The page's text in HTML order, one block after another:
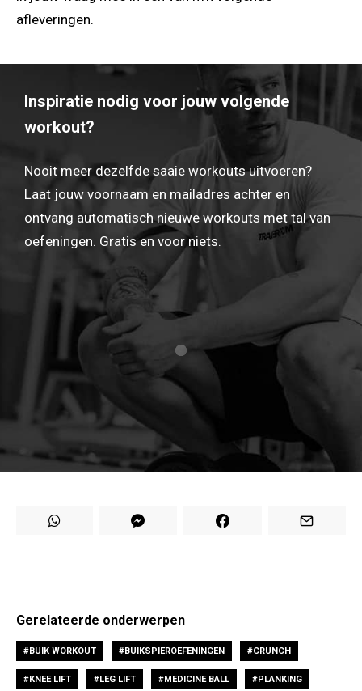
afleveringen.
Inspiratie nodig voor jouw volgende
workout?
Nooit meer dezelfde saaie workouts uitvoeren?
Laat jouw voornaam en mailadres achter en
ontvang automatisch nieuwe workouts met tal van
oefeningen. Gratis en voor niets.
Gerelateerde onderwerpen
BUIK WORKOUT BUIKSPIEROEFENINGEN CRUNCH
KNEE LIFT LEG LIFT MEDICINE BALL PLANKING